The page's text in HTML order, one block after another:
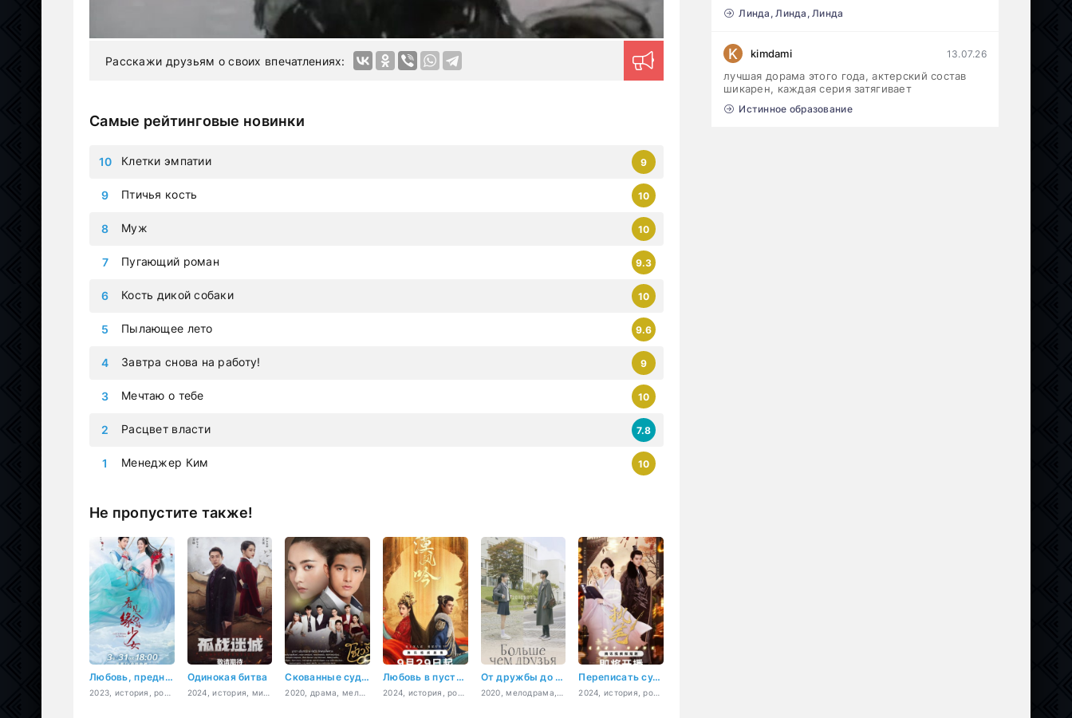
Расскажи друзьям о своих впечатлениях:
Самые рейтинговые новинки
Менеджер Ким 10
Расцвет власти 7.8
Мечтаю о тебе 10
Завтра снова на работу! 9
Пылающее лето 9.6
Кость дикой собаки 10
Пугающий роман 9.3
Муж 10
Птичья кость 10
Клетки эмпатии 9
Не пропустите также!
Любовь, предназначенная судьбой Одинокая битва Скованные судьбой Любовь в пустыне От дружбы до любви Переписать судьбу
Линда, Линда, Линда
K kimdami 13.07.26
лучшая дорама этого года, актерский состав
шикарен, каждая серия затягивает
Истинное образование